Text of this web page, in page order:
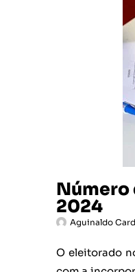
Número
2024
Aguinaldo
O eleitorado